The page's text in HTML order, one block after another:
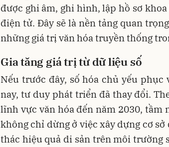
được ghi âm, ghi hình, lập hồ sơ
điện tử. Đây sẽ là nền tảng quan
những giá trị văn hóa truyền thống
Gia tăng giá trị từ dữ liệu số
Nếu trước đây, số hóa chủ yếu
nay, tư duy phát triển đã thay đổi.
lĩnh vực văn hóa đến năm 2030, tầm
không chỉ dừng ở việc xây dựng cơ
thác hiệu quả di sản trên môi trường